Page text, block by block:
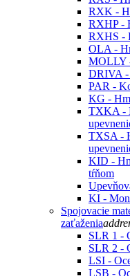
RXK -
RXHP -
RXHS -
OLA -
MOLLY
DRIVA -
PAR -
KG -
TXKA -
TXSA -
KID -
tŕňom
KI -
Spojovacie
zaťaženiaadd
SLR 1 -
SLR 2 -
LSI -
LSB -